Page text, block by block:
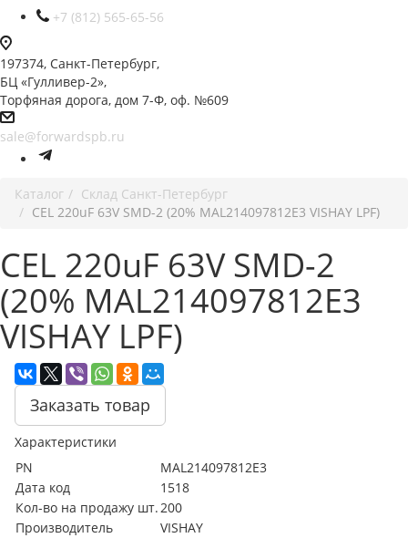
+7 (812) 565-65-56
197374, Санкт-Петербург,
БЦ «Гулливер-2»,
Торфяная дорога, дом 7-Ф, оф. №609
sale@forwardspb.ru
Каталог
Cклад Санкт-Петербург
CEL 220uF 63V SMD-2 (20% MAL214097812E3 VISHAY LPF)
CEL 220uF 63V SMD-2
(20% MAL214097812E3
VISHAY LPF)
Заказать товар
Характеристики
PN
MAL214097812E3
Дата код
1518
Кол-во на продажу шт.200
Производитель
VISHAY